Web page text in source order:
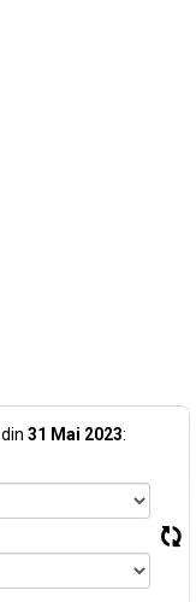
din 31 Mai 2023: